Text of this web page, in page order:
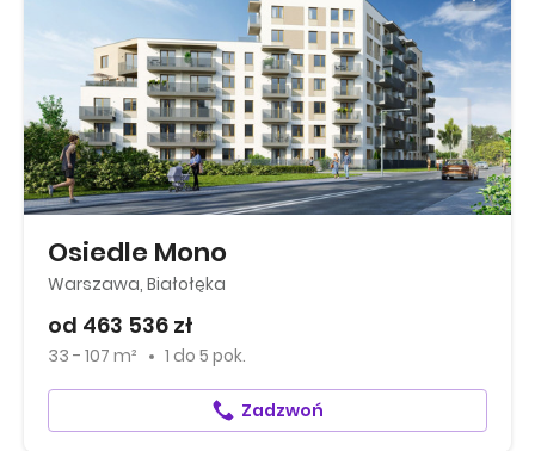
Osiedle Mono
Warszawa, Białołęka
od 463 536 zł
33 - 107 m² 1 do 5 pok.
Zadzwoń